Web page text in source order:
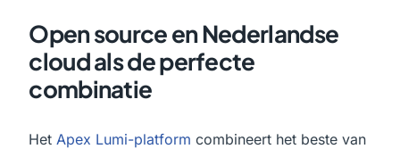
Open source en Nederlandse
cloud als de perfecte
combinatie
Het Apex Lumi-platform combineert het beste van